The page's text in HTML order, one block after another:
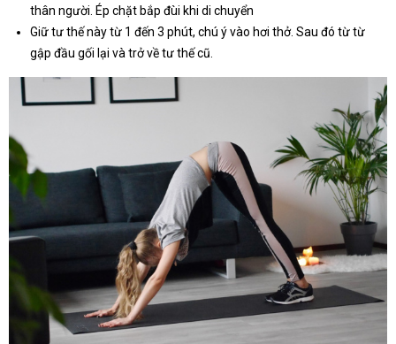
thân người. Ép chặt bắp đùi khi di chuyển
Giữ tư thế này từ 1 đến 3 phút, chú ý vào hơi thở. Sau đó từ từ
gập đầu gối lại và trở về tư thế cũ.